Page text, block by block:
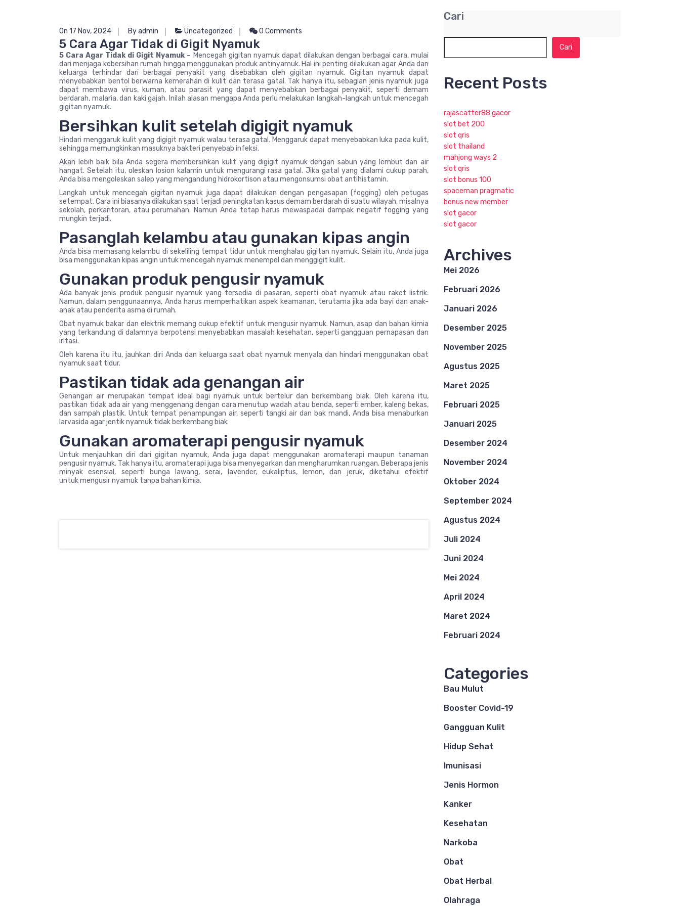
On 17 Nov, 2024 By admin Uncategorized 0 Comments
5 Cara Agar Tidak di Gigit Nyamuk
5 Cara Agar Tidak di Gigit Nyamuk – Mencegah gigitan nyamuk dapat dilakukan dengan berbagai cara, mulai
dari menjaga kebersihan rumah hingga menggunakan produk antinyamuk. Hal ini penting dilakukan agar Anda dan
keluarga terhindar dari berbagai penyakit yang disebabkan oleh gigitan nyamuk. Gigitan nyamuk dapat
menyebabkan bentol berwarna kemerahan di kulit dan terasa gatal. Tak hanya itu, sebagian jenis nyamuk juga
dapat membawa virus, kuman, atau parasit yang dapat menyebabkan berbagai penyakit, seperti demam
berdarah, malaria, dan kaki gajah. Inilah alasan mengapa Anda perlu melakukan langkah-langkah untuk mencegah
gigitan nyamuk.
Bersihkan kulit setelah digigit nyamuk
Hindari menggaruk kulit yang digigit nyamuk walau terasa gatal. Menggaruk dapat menyebabkan luka pada kulit,
sehingga memungkinkan masuknya bakteri penyebab infeksi.
Akan lebih baik bila Anda segera membersihkan kulit yang digigit nyamuk dengan sabun yang lembut dan air
hangat. Setelah itu, oleskan losion kalamin untuk mengurangi rasa gatal. Jika gatal yang dialami cukup parah,
Anda bisa mengoleskan salep yang mengandung hidrokortison atau mengonsumsi obat antihistamin.
Langkah untuk mencegah gigitan nyamuk juga dapat dilakukan dengan pengasapan (fogging) oleh petugas
setempat. Cara ini biasanya dilakukan saat terjadi peningkatan kasus demam berdarah di suatu wilayah, misalnya
sekolah, perkantoran, atau perumahan. Namun Anda tetap harus mewaspadai dampak negatif fogging yang
mungkin terjadi.
Pasanglah kelambu atau gunakan kipas angin
Anda bisa memasang kelambu di sekeliling tempat tidur untuk menghalau gigitan nyamuk. Selain itu, Anda juga
bisa menggunakan kipas angin untuk mencegah nyamuk menempel dan menggigit kulit.
Gunakan produk pengusir nyamuk
Ada banyak jenis produk pengusir nyamuk yang tersedia di pasaran, seperti obat nyamuk atau raket listrik.
Namun, dalam penggunaannya, Anda harus memperhatikan aspek keamanan, terutama jika ada bayi dan anak-
anak atau penderita asma di rumah.
Obat nyamuk bakar dan elektrik memang cukup efektif untuk mengusir nyamuk. Namun, asap dan bahan kimia
yang terkandung di dalamnya berpotensi menyebabkan masalah kesehatan, seperti gangguan pernapasan dan
iritasi.
Oleh karena itu itu, jauhkan diri Anda dan keluarga saat obat nyamuk menyala dan hindari menggunakan obat
nyamuk saat tidur.
Pastikan tidak ada genangan air
Genangan air merupakan tempat ideal bagi nyamuk untuk bertelur dan berkembang biak. Oleh karena itu,
pastikan tidak ada air yang menggenang dengan cara menutup wadah atau benda, seperti ember, kaleng bekas,
dan sampah plastik. Untuk tempat penampungan air, seperti tangki air dan bak mandi, Anda bisa menaburkan
larvasida agar jentik nyamuk tidak berkembang biak
Gunakan aromaterapi pengusir nyamuk
Untuk menjauhkan diri dari gigitan nyamuk, Anda juga dapat menggunakan aromaterapi maupun tanaman
pengusir nyamuk. Tak hanya itu, aromaterapi juga bisa menyegarkan dan mengharumkan ruangan. Beberapa jenis
minyak esensial, seperti bunga lawang, serai, lavender, eukaliptus, lemon, dan jeruk, diketahui efektif
untuk mengusir nyamuk tanpa bahan kimia.
Cari
Cari
Recent Posts
rajascatter88 gacor
slot bet 200
slot qris
slot thailand
mahjong ways 2
slot qris
slot bonus 100
spaceman pragmatic
bonus new member
slot gacor
slot gacor
Archives
Mei 2026
Februari 2026
Januari 2026
Desember 2025
November 2025
Agustus 2025
Maret 2025
Februari 2025
Januari 2025
Desember 2024
November 2024
Oktober 2024
September 2024
Agustus 2024
Juli 2024
Juni 2024
Mei 2024
April 2024
Maret 2024
Februari 2024
Categories
Bau Mulut
Booster Covid-19
Gangguan Kulit
Hidup Sehat
Imunisasi
Jenis Hormon
Kanker
Kesehatan
Narkoba
Obat
Obat Herbal
Olahraga